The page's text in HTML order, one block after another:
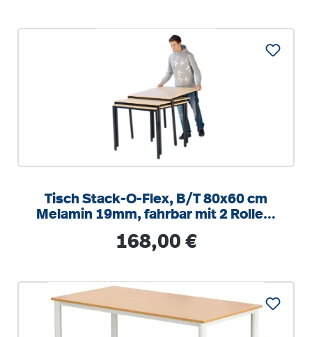
Tisch Stack-O-Flex, B/T 80x60 cm
Melamin 19mm, fahrbar mit 2 Rollen,
Regulärer Preis:
168,00 €